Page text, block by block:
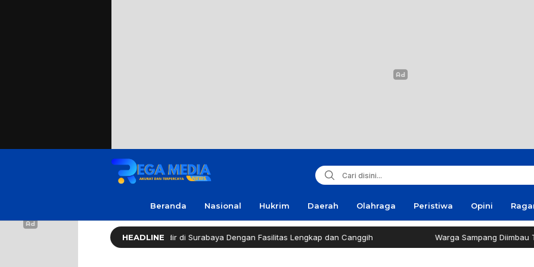
Beranda Nasional Hukrim Daerah Olahraga Peristiwa Opini
HEADLINE
Healthy Long Life (HLL) Kini Hadir di Surabaya Dengan Fasilitas Lengkap dan Canggih Warga Sampang Diimbau Tak Bakar